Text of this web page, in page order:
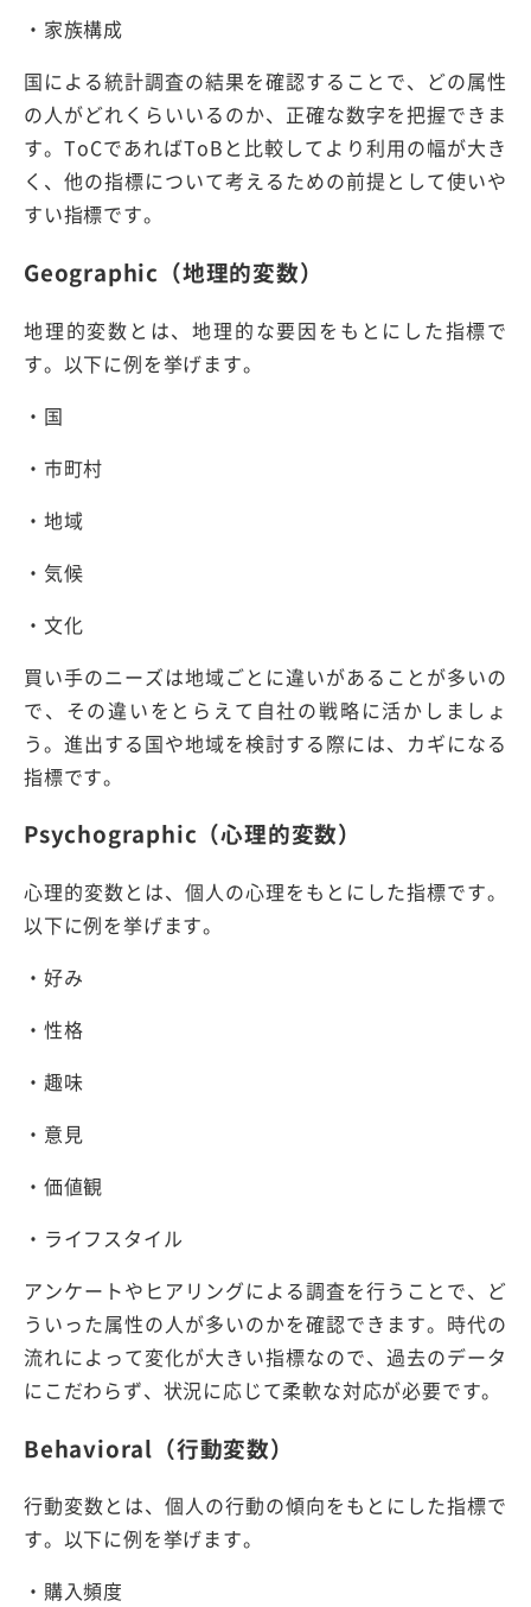
・家族構成
国による統計調査の結果を確認することで、どの属性
の人がどれくらいいるのか、正確な数字を把握できま
す。ToCであればToBと比較してより利用の幅が大き
く、他の指標について考えるための前提として使いや
すい指標です。
Geographic（地理的変数）
地理的変数とは、地理的な要因をもとにした指標で
す。以下に例を挙げます。
・国
・市町村
・地域
・気候
・文化
買い手のニーズは地域ごとに違いがあることが多いの
で、その違いをとらえて自社の戦略に活かしましょ
う。進出する国や地域を検討する際には、カギになる
指標です。
Psychographic（心理的変数）
心理的変数とは、個人の心理をもとにした指標です。
以下に例を挙げます。
・好み
・性格
・趣味
・意見
・価値観
・ライフスタイル
アンケートやヒアリングによる調査を行うことで、ど
ういった属性の人が多いのかを確認できます。時代の
流れによって変化が大きい指標なので、過去のデータ
にこだわらず、状況に応じて柔軟な対応が必要です。
Behavioral（行動変数）
行動変数とは、個人の行動の傾向をもとにした指標で
す。以下に例を挙げます。
・購入頻度